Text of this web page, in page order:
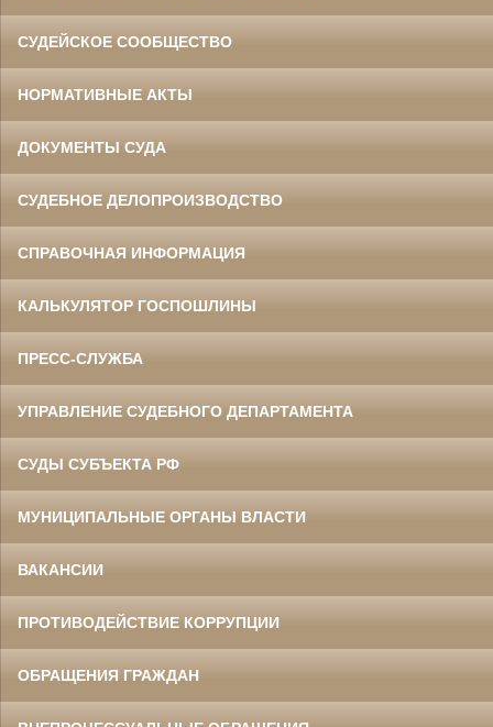
СУДЕЙСКОЕ СООБЩЕСТВО
НОРМАТИВНЫЕ АКТЫ
ДОКУМЕНТЫ СУДА
СУДЕБНОЕ ДЕЛОПРОИЗВОДСТВО
СПРАВОЧНАЯ ИНФОРМАЦИЯ
КАЛЬКУЛЯТОР ГОСПОШЛИНЫ
ПРЕСС-СЛУЖБА
УПРАВЛЕНИЕ СУДЕБНОГО ДЕПАРТАМЕНТА
СУДЫ СУБЪЕКТА РФ
МУНИЦИПАЛЬНЫЕ ОРГАНЫ ВЛАСТИ
ВАКАНСИИ
ПРОТИВОДЕЙСТВИЕ КОРРУПЦИИ
ОБРАЩЕНИЯ ГРАЖДАН